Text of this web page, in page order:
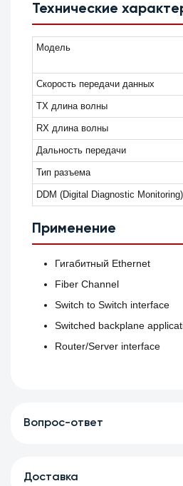
Технические
Модель
Скорость передачи данных
TX длина волны
RX длина волны
Дальность передачи
Тип разъема
DDM (Digital Diagnostic Monitoring)
Применение
Гигабитный Ethernet
Fiber Channel
Switch to Switch interface
Switched backplane
Router/Server interface
Вопрос-ответ
Доставка